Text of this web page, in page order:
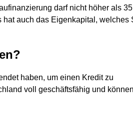
darf nicht höher als 35
auch das Eigenkapital, welches
haben, um einen Kredit zu
voll geschäftsfähig und können